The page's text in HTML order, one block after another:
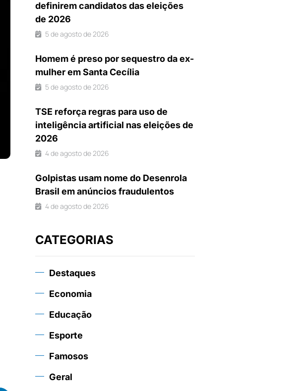
definirem candidatos das eleições
de 2026
5 de agosto de 2026
Homem é preso por sequestro da ex-
mulher em Santa Cecília
5 de agosto de 2026
TSE reforça regras para uso de
inteligência artificial nas eleições de
2026
4 de agosto de 2026
Golpistas usam nome do Desenrola
Brasil em anúncios fraudulentos
4 de agosto de 2026
CATEGORIAS
Destaques
Economia
Educação
Esporte
Famosos
Geral